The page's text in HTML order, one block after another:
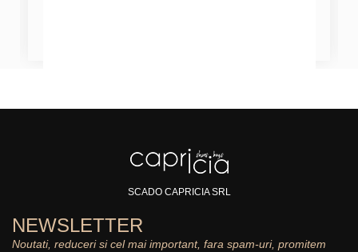
SCADO CAPRICIA SRL
NEWSLETTER
Noutati, reduceri si cel mai important, fara spam-uri, promitem